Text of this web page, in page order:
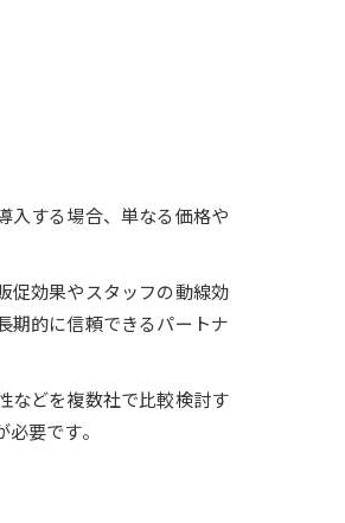
入する場合、単なる価格や
促効果やスタッフの動線効
期的に信頼できるパートナ
などを複数社で比較検討す
要です。